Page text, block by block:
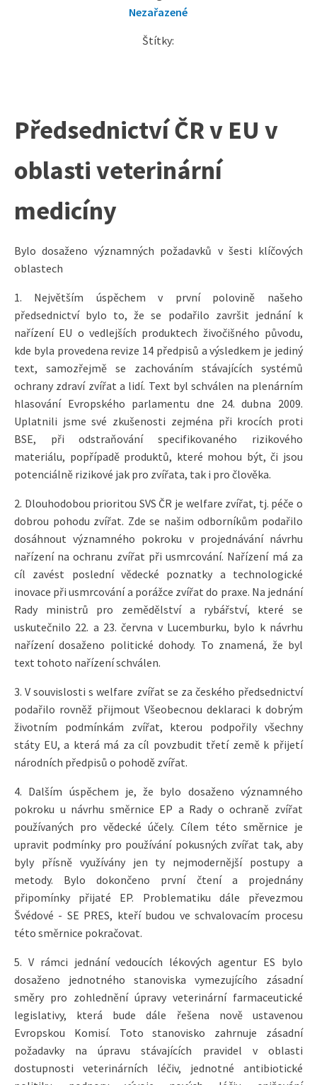
Nezařazené
Štítky:
Předsednictví ČR v EU v
oblasti veterinární
medicíny
Bylo dosaženo významných požadavků v šesti klíčových
oblastech
1. Největším úspěchem v první polovině našeho
předsednictví bylo to, že se podařilo završit jednání k
nařízení EU o vedlejších produktech živočišného původu,
kde byla provedena revize 14 předpisů a výsledkem je jediný
text, samozřejmě se zachováním stávajících systémů
ochrany zdraví zvířat a lidí. Text byl schválen na plenárním
hlasování Evropského parlamentu dne 24. dubna 2009.
Uplatnili jsme své zkušenosti zejména při krocích proti
BSE, při odstraňování specifikovaného rizikového
materiálu, popřípadě produktů, které mohou být, či jsou
potenciálně rizikové jak pro zvířata, tak i pro člověka.
2. Dlouhodobou prioritou SVS ČR je welfare zvířat, tj. péče o
dobrou pohodu zvířat. Zde se našim odborníkům podařilo
dosáhnout významného pokroku v projednávání návrhu
nařízení na ochranu zvířat při usmrcování. Nařízení má za
cíl zavést poslední vědecké poznatky a technologické
inovace při usmrcování a porážce zvířat do praxe. Na jednání
Rady ministrů pro zemědělství a rybářství, které se
uskutečnilo 22. a 23. června v Lucemburku, bylo k návrhu
nařízení dosaženo politické dohody. To znamená, že byl
text tohoto nařízení schválen.
3. V souvislosti s welfare zvířat se za českého předsednictví
podařilo rovněž přijmout Všeobecnou deklaraci k dobrým
životním podmínkám zvířat, kterou podpořily všechny
státy EU, a která má za cíl povzbudit třetí země k přijetí
národních předpisů o pohodě zvířat.
4. Dalším úspěchem je, že bylo dosaženo významného
pokroku u návrhu směrnice EP a Rady o ochraně zvířat
používaných pro vědecké účely. Cílem této směrnice je
upravit podmínky pro používání pokusných zvířat tak, aby
byly přísně využívány jen ty nejmodernější postupy a
metody. Bylo dokončeno první čtení a projednány
připomínky přijaté EP. Problematiku dále převezmou
Švédové - SE PRES, kteří budou ve schvalovacím procesu
této směrnice pokračovat.
5. V rámci jednání vedoucích lékových agentur ES bylo
dosaženo jednotného stanoviska vymezujícího zásadní
směry pro zohlednění úpravy veterinární farmaceutické
legislativy, která bude dále řešena nově ustavenou
Evropskou Komisí. Toto stanovisko zahrnuje zásadní
požadavky na úpravu stávajících pravidel v oblasti
dostupnosti veterinárních léčiv, jednotné antibiotické